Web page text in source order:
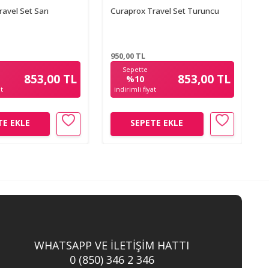
Set Sarı
853,00 TL
EKLE
Curaprox Travel Set Turuncu
950,00 TL
Sepette
%10
indirimli fiyat
853,00 TL
SEPETE EKLE
WHATSAPP VE İLETİŞİM HATTI
0 (850) 346 2 346